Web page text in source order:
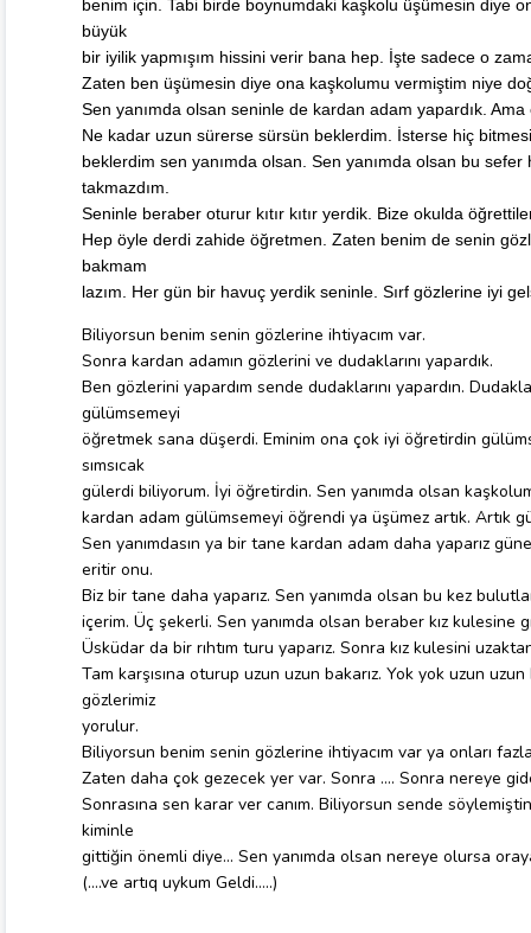
benim için. Tabi birde boynumdaki kaşkolu üşümesin diye
büyük
bir iyilik yapmışım hissini verir bana hep. İşte sadece o
Zaten ben üşümesin diye ona kaşkolumu vermiştim niye
Sen yanımda olsan seninle de kardan adam yapardık.
Ne kadar uzun sürerse sürsün beklerdim. İsterse hiç
beklerdim sen yanımda olsan. Sen yanımda olsan bu
takmazdım.
Seninle beraber oturur kıtır kıtır yerdik. Bize okulda
Hep öyle derdi zahide öğretmen. Zaten benim de senin
bakmam
lazım. Her gün bir havuç yerdik seninle. Sırf gözlerine iyi
Biliyorsun benim senin gözlerine ihtiyacım var.
Sonra kardan adamın gözlerini ve dudaklarını yapardık.
Ben gözlerini yapardım sende dudaklarını yapardın.
gülümsemeyi
öğretmek sana düşerdi. Eminim ona çok iyi öğretirdin
sımsıcak
gülerdi biliyorum. İyi öğretirdin. Sen yanımda olsan
kardan adam gülümsemeyi öğrendi ya üşümez artık. Artık
Sen yanımdasın ya bir tane kardan adam daha yaparız
eritir onu.
Biz bir tane daha yaparız. Sen yanımda olsan bu kez
içerim. Üç şekerli. Sen yanımda olsan beraber kız kulesine
Üsküdar da bir rıhtım turu yaparız. Sonra kız kulesini
Tam karşısına oturup uzun uzun bakarız. Yok yok uzun
gözlerimiz
yorulur.
Biliyorsun benim senin gözlerine ihtiyacım var ya onları
Zaten daha çok gezecek yer var. Sonra …. Sonra nereye
Sonrasına sen karar ver canım. Biliyorsun sende
kiminle
gittiğin önemli diye… Sen yanımda olsan nereye olursa
(….ve artıq uykum Geldi…..)